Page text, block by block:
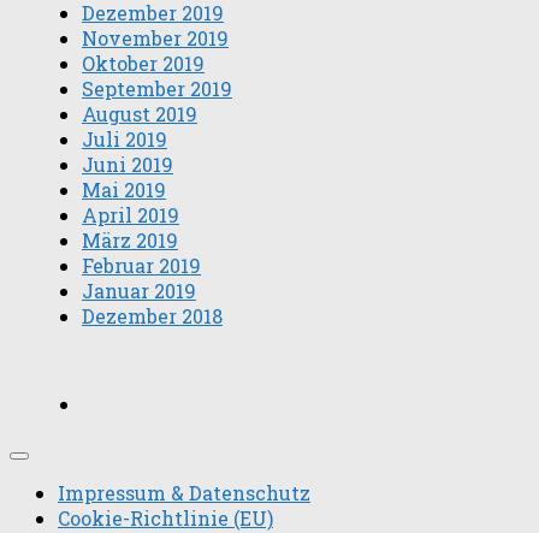
Dezember 2019
November 2019
Oktober 2019
September 2019
August 2019
Juli 2019
Juni 2019
Mai 2019
April 2019
März 2019
Februar 2019
Januar 2019
Dezember 2018
Impressum & Datenschutz
Cookie-Richtlinie (EU)